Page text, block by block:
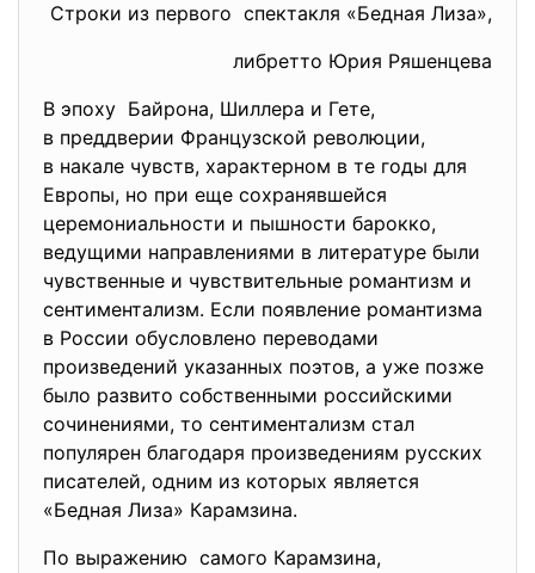
Строки из первого спектакля «Бедная Лиза»,
либретто Юрия Ряшенцева
В эпоху Байрона, Шиллера и Гете,
в преддверии Французской революции,
в накале чувств, характерном в те годы для
Европы, но при еще сохранявшейся
церемониальности и пышности барокко,
ведущими направлениями в литературе были
чувственные и чувствительные романтизм и
сентиментализм. Если появление романтизма
в России обусловлено переводами
произведений указанных поэтов, а уже позже
было развито собственными российскими
сочинениями, то сентиментализм стал
популярен благодаря произведениям русских
писателей, одним из которых является
«Бедная Лиза» Карамзина.
По выражению самого Карамзина,